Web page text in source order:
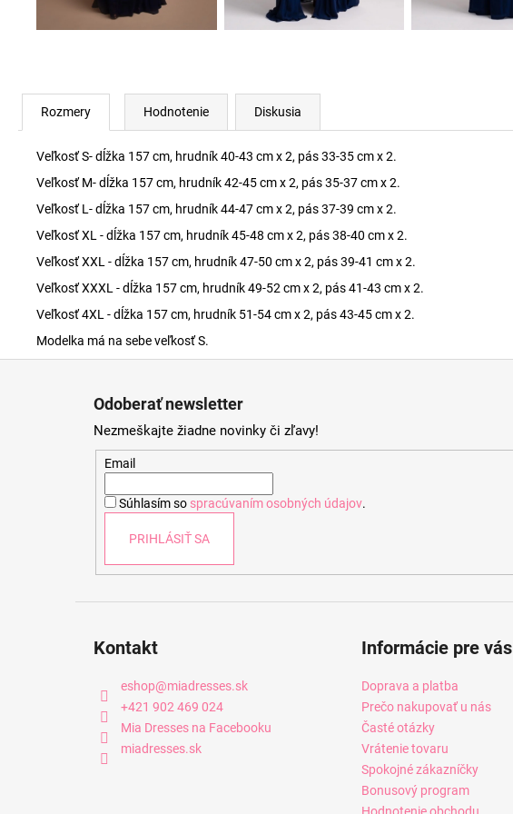
Rozmery Hodnotenie Diskusia
Veľkosť S- dĺžka 157 cm, hrudník 40-43 cm x 2, pás 33-35 cm x 2.
Veľkosť M- dĺžka 157 cm, hrudník 42-45 cm x 2, pás 35-37 cm x 2.
Veľkosť L- dĺžka 157 cm, hrudník 44-47 cm x 2, pás 37-39 cm x 2.
Veľkosť XL - dĺžka 157 cm, hrudník 45-48 cm x 2, pás 38-40 cm x 2.
Veľkosť XXL - dĺžka 157 cm, hrudník 47-50 cm x 2, pás 39-41 cm x 2.
Veľkosť XXXL - dĺžka 157 cm, hrudník 49-52 cm x 2, pás 41-43 cm x 2.
Veľkosť 4XL - dĺžka 157 cm, hrudník 51-54 cm x 2, pás 43-45 cm x 2.
Modelka má na sebe veľkosť S.
Odoberať newsletter
Nezmeškajte žiadne novinky či zľavy!
Email
Súhlasím so spracúvaním osobných údajov.
PRIHLÁSIŤ SA
Kontakt
eshop@miadresses.sk
+421 902 469 024
Mia Dresses na Facebooku
miadresses.sk
Informácie pre vás
Doprava a platba
Prečo nakupovať u nás
Časté otázky
Vrátenie tovaru
Spokojné zákazníčky
Bonusový program